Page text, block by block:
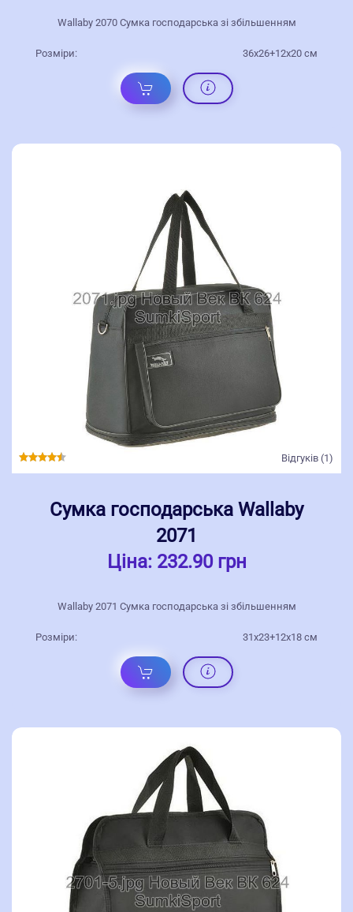
Wallaby 2070 Сумка господарська зі збільшенням
Розміри: 36x26+12x20 см
Відгуків (1)
Сумка господарська Wallaby
2071
Ціна: 232.90 грн
Wallaby 2071 Сумка господарська зі збільшенням
Розміри: 31x23+12x18 см